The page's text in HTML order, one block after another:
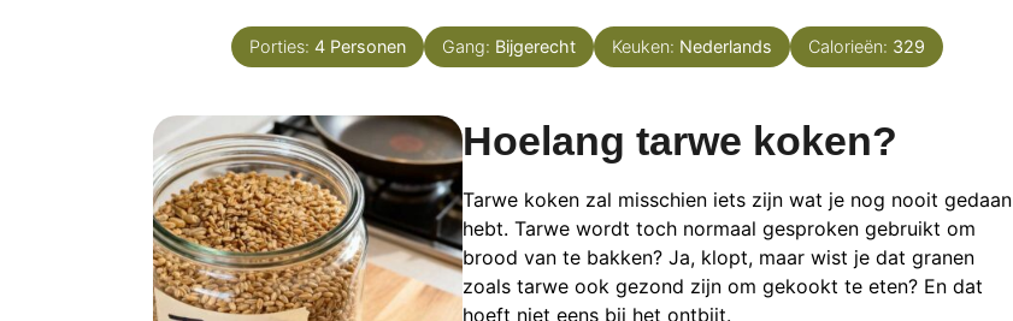
Porties: 4 Personen Gang: Bijgerecht Keuken: Nederlands Calorieën: 329
Hoelang tarwe koken?
Tarwe koken zal misschien iets zijn wat je nog nooit gedaan
hebt. Tarwe wordt toch normaal gesproken gebruikt om
brood van te bakken? Ja, klopt, maar wist je dat granen
zoals tarwe ook gezond zijn om gekookt te eten? En dat
hoeft niet eens bij het ontbijt.